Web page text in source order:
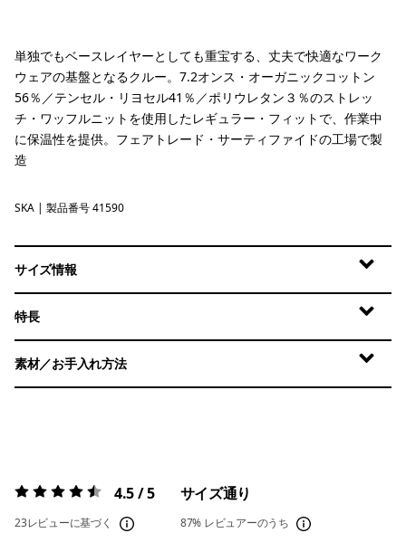
単独でもベースレイヤーとしても重宝する、丈夫で快適なワーク
ウェアの基盤となるクルー。7.2オンス・オーガニックコットン
56％／テンセル・リヨセル41％／ポリウレタン３％のストレッ
チ・ワッフルニットを使用したレギュラー・フィットで、作業中
に保温性を提供。フェアトレード・サーティファイドの工場で製
造
Sage Khaki
SKA | 製品番号 41590
サイズ情報
特長
素材／お手入れ方法
評価:4.5 / 5 4.5 / 5
23レビューに基づく
サイズ通り
87% レビュアーのうち